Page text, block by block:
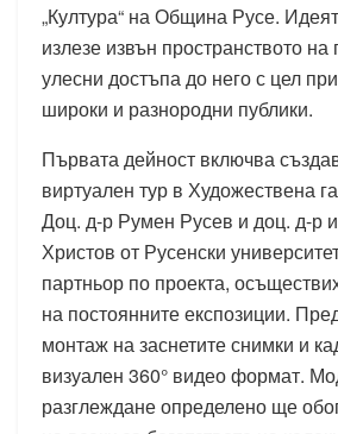
„Култура“ на Община Русе.
излезе извън пространството на
улесни достъпа до него с цел
широки и разнородни публики.
Първата дейност включва
виртуален тур в Художествена
Доц. д-р Румен Русев и доц. д-р
Христов от Русенски
партньор по проекта,
на постоянните експозиции.
монтаж на заснетите снимки и
визуален 360° видео формат.
разглеждане определено ще